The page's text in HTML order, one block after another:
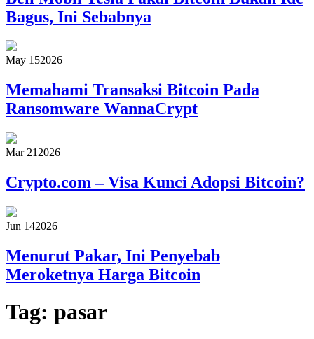
Bagus, Ini Sebabnya
May 152026
Memahami Transaksi Bitcoin Pada
Ransomware WannaCrypt
Mar 21 2026
Crypto.com – Visa Kunci Adopsi Bitcoin?
Jun 142026
Menurut Pakar, Ini Penyebab
Meroketnya Harga Bitcoin
Tag: pasar